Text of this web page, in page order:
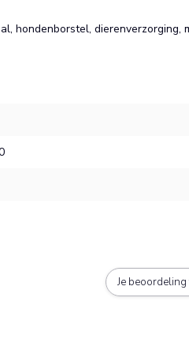
hondenborstel, dierenverzorging,
Je